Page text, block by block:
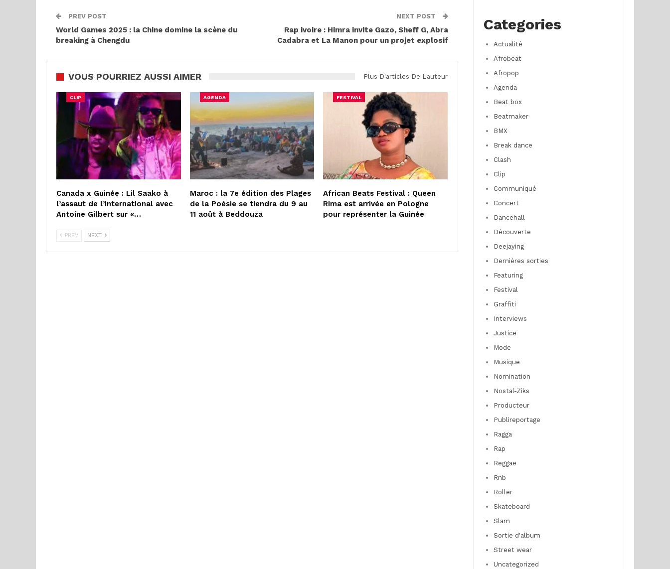
PREV POST
World Games 2025 : la Chine domine la scène du
breaking à Chengdu
NEXT POST
Rap ivoire : Himra invite Gazo, Sheff G, Abra
Cadabra et La Manon pour un projet explosif
VOUS POURRIEZ AUSSI AIMER Plus D'articles De L'auteur
CLIP
Canada x Guinée : Lil Saako à
l’assaut de l’international avec
Antoine Gilbert sur «…
AGENDA
Maroc : la 7e édition des Plages
de la Poésie se tiendra du 9 au
11 août à Beddouza
FESTIVAL
African Beats Festival : Queen
Rima est arrivée en Pologne
pour représenter la Guinée
PREV NEXT
Categories
Actualité
Afrobeat
Afropop
Agenda
Beat box
Beatmaker
BMX
Break dance
Clash
Clip
Communiqué
Concert
Dancehall
Découverte
Deejaying
Dernières sorties
Featuring
Festival
Graffiti
Interviews
Justice
Mode
Musique
Nomination
Nostal-Ziks
Producteur
Publireportage
Ragga
Rap
Reggae
Rnb
Roller
Skateboard
Slam
Sortie d'album
Street wear
Uncategorized